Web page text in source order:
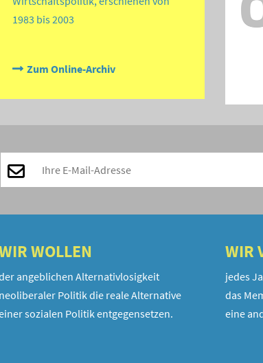
1983 bis 2003
Zum Online-Archiv
WOLLEN
angeblichen Alternativlosigkeit
neoliberaler Politik die reale Alternative
sozialen Politik entgegensetzen.
WIR
jedes
das
eine